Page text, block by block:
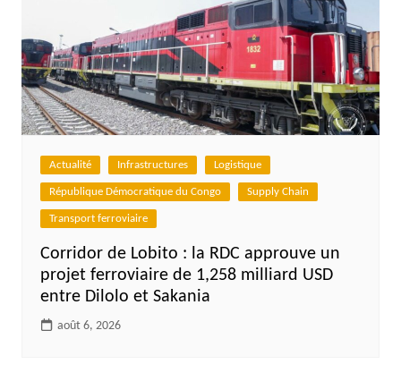
Actualité Infrastructures Logistique
République Démocratique du Congo Supply Chain
Transport ferroviaire
Corridor de Lobito : la RDC approuve un
projet ferroviaire de 1,258 milliard USD
entre Dilolo et Sakania
août 6, 2026